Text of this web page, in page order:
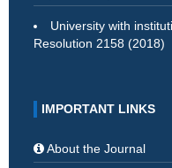
University with
Resolution 2158 (2018)
IMPORTANT LINKS
About the Journal